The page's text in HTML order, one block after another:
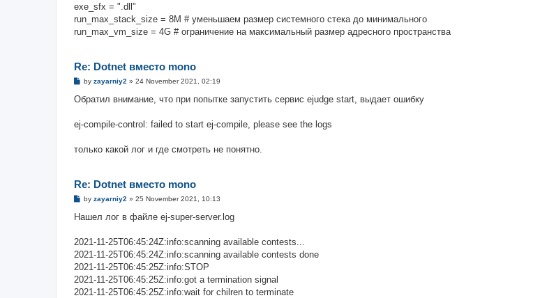
exe_sfx = ".dll"
run_max_stack_size = 8M # уменьшаем размер системного стека до минимального
run_max_vm_size = 4G # ограничение на максимальный размер адресного пространства
Re: Dotnet вместо mono
P
s
by zayarniy2 » 24 November 2021, 02:19
Обратил внимание, что при попытке запустить сервис ejudge start, выдает ошибку
ej-compile-control: failed to start ej-compile, please see the logs
только какой лог и где смотреть не понятно.
Re: Dotnet вместо mono
P
s
by zayarniy2 » 25 November 2021, 10:13
Нашел лог в файле ej-super-server.log
2021-11-25T06:45:24Z:info:scanning available contests...
2021-11-25T06:45:24Z:info:scanning available contests done
2021-11-25T06:45:25Z:info:STOP
2021-11-25T06:45:25Z:info:got a termination signal
2021-11-25T06:45:25Z:info:wait for chilren to terminate